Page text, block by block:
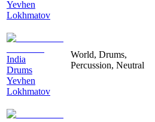
Yevhen
Lokhmatov
India
Drums
Yevhen
Lokhmatov
World, Drums,
Percussion, Neutral